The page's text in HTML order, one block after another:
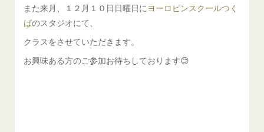
また来月、１２月１０日日曜日にヨーロピンスクールつく
ばのスタジオにて、
クラスをさせていただきます。
お興味ある方のご参加お待ちしております😊